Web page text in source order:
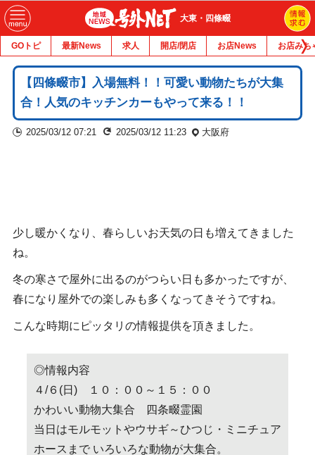
大東・四條畷
GOトピ 最新News 求人 開店/閉店 お店News お店みち
【四條畷市】入場無料！！可愛い動物たちが大集
合！人気のキッチンカーもやって来る！！
2025/03/12 07:21 2025/03/12 11:23 大阪府
少し暖かくなり、春らしいお天気の日も増えてきました
ね。
冬の寒さで屋外に出るのがつらい日も多かったですが、
春になり屋外での楽しみも多くなってきそうですね。
こんな時期にピッタリの情報提供を頂きました。
◎情報内容
４/６(日) １０：００～１５：００
かわいい動物大集合 四条畷霊園
当日はモルモットやウサギ～ひつじ・ミニチュア
ホースまで いろいろな動物が大集合。